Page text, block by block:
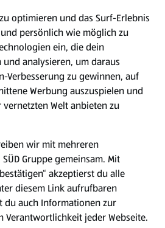
zu optimieren und das Surf-Erlebnis
persönlich wie möglich zu
ein, die dein
analysieren, um daraus
Verbesserung zu gewinnen, auf
Werbung auszuspielen und
Welt anbieten zu
wir mit mehreren
Gruppe gemeinsam. Mit
akzeptierst du alle
diesem Link aufrufbaren
du auch Informationen zur
Verantwortlichkeit jeder Webseite.